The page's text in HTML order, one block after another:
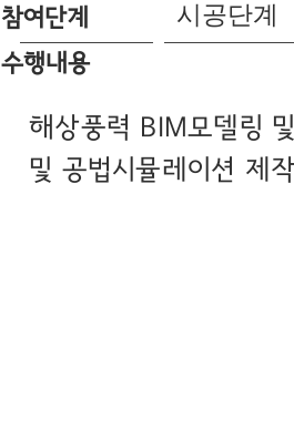
​시공단계
​​참여단계
​수행내용
해상풍력 BIM모델링
및 공법시뮬레이션 제작